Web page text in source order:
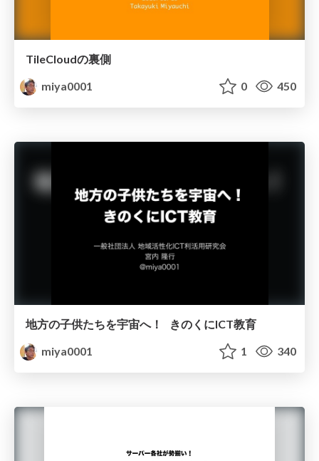
TileCloudの裏側
miya0001
0 450
地方の子供たちを宇宙へ！ きのくにICT教育
miya0001
1 340